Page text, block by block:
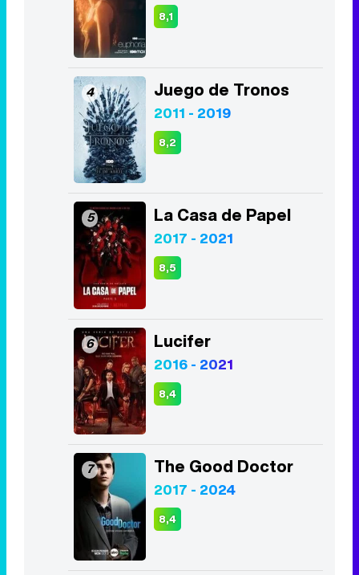
8,1
4 Juego de Tronos
2011 - 2019
8,2
5 La Casa de Papel
2017 - 2021
8,5
6 Lucifer
2016 - 2021
8,4
7 The Good Doctor
2017 - 2024
8,4